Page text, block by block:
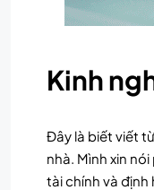
Kinh
Đây là biết viết
nhà. Mình xin
tài chính và định